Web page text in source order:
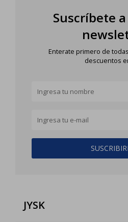
Suscríbete
Enterate primero de
descuentos
JYSK